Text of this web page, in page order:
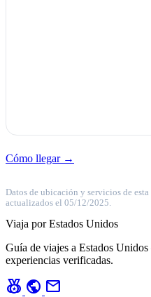
Cómo llegar →
Datos de ubicación y servicios de
actualizados el 05/12/2025.
Viaja por Estados Unidos
Guía de viajes a Estados
experiencias verificadas.
social_leaderboard public mail